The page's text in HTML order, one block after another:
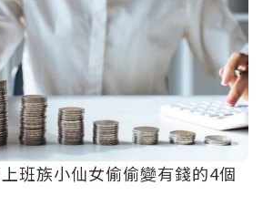
班族小仙女偷偷變有錢的4個